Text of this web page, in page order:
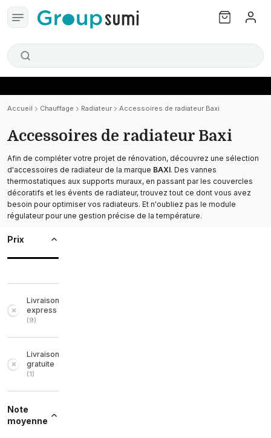
Accueil Chauffage Radiateur Accessoires de radiateur Baxi
Accessoires de radiateur Baxi
Afin de compléter votre projet de rénovation, découvrez une sélection
d'accessoires de radiateur de la marque BAXI. Des vannes
thermostatiques aux supports muraux, en passant par les couvercles
décoratifs et les évents de radiateur, trouvez tout ce dont vous avez
besoin pour optimiser vos radiateurs. Et n'oubliez pas le module
régulateur pour une gestion précise de la température.
Prix
Livraison
express
(9)
Livraison
gratuite
(1)
Note
moyenne